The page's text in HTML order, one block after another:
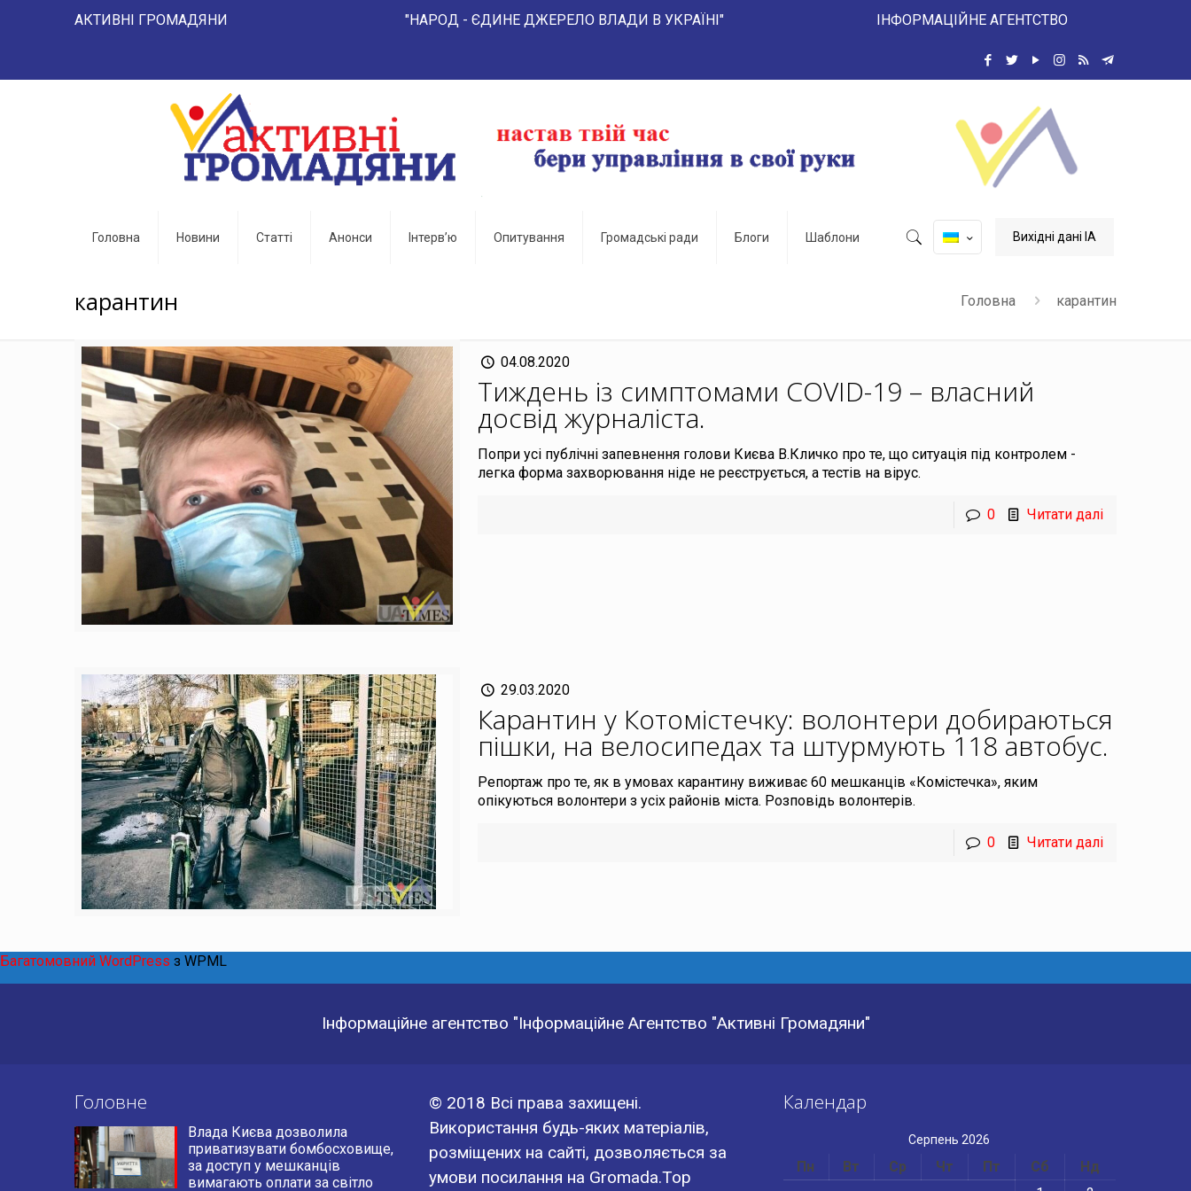
АКТИВНІ ГРОМАДЯНИ "НАРОД - ЄДИНЕ ДЖЕРЕЛО ВЛАДИ В УКРАЇНІ" ІНФОРМАЦІЙНЕ АГЕНТСТВО
Головна Новини Статті Анонси Інтерв’ю Опитування Громадські ради Блоги Шаблони Вихідні дані ІА
карантин Головна карантин
04.08.2020
Тиждень із симптомами COVID-19 – власний
досвід журналіста.
Попри усі публічні запевнення голови Києва В.Кличко про те, що ситуація під контролем -
легка форма захворювання ніде не реєструється, а тестів на вірус.
0 Читати далі
29.03.2020
Карантин у Котомістечку: волонтери добираються
пішки, на велосипедах та штурмують 118 автобус.
Репортаж про те, як в умовах карантину виживає 60 мешканців «Комістечка», яким
опікуються волонтери з усіх районів міста. Розповідь волонтерів.
0 Читати далі
Інформаційне агентство "Інформаційне Агентство "Активні Громадяни"
Головне
Влада Києва дозволила
приватизувати бомбосховище,
за доступ у мешканців
вимагають оплати за світло
© 2018 Всі права захищені.
Використання будь-яких матеріалів,
розміщених на сайті, дозволяється за
умови посилання на Gromada.Top
Календар
Серпень 2026
Пн Вт Ср Чт Пт Сб
Нд
Багатомовний WordPress з WPML